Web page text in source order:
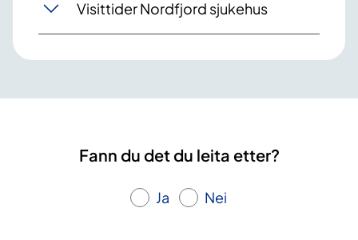
Visittider Nordfjord sjukehus
Fann du det du leita etter?
Ja Nei